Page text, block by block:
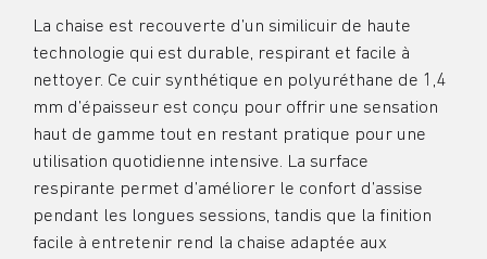
La chaise est recouverte d’un similicuir de haute
technologie qui est durable, respirant et facile à
nettoyer. Ce cuir synthétique en polyuréthane de 1,4
mm d’épaisseur est conçu pour offrir une sensation
haut de gamme tout en restant pratique pour une
utilisation quotidienne intensive. La surface
respirante permet d’améliorer le confort d’assise
pendant les longues sessions, tandis que la finition
facile à entretenir rend la chaise adaptée aux